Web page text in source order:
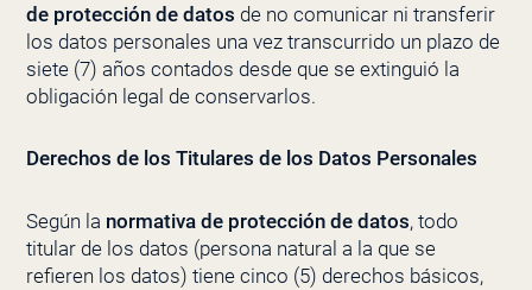
de protección de datos de no comunicar ni transferir
los datos personales una vez transcurrido un plazo de
siete (7) años contados desde que se extinguió la
obligación legal de conservarlos.
Derechos de los Titulares de los Datos Personales
Según la normativa de protección de datos, todo
titular de los datos (persona natural a la que se
refieren los datos) tiene cinco (5) derechos básicos,